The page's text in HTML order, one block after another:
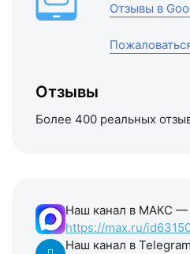
Отзывы в
Отзывы
Более 400 реальных
Наш канал в МАКС —
https://max.ru/
Наш канал в